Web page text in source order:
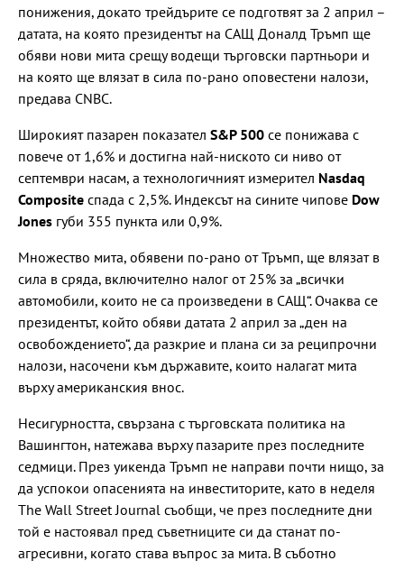
понижения, докато трейдърите се подготвят за 2 април –
датата, на която президентът на САЩ Доналд Тръмп ще
обяви нови мита срещу водещи търговски партньори и
на която ще влязат в сила по-рано оповестени налози,
предава CNBC.
Широкият пазарен показател S&P 500 се понижава с
повече от 1,6% и достигна най-ниското си ниво от
септември насам, а технологичният измерител Nasdaq
Composite спада с 2,5%. Индексът на сините чипове Dow
Jones губи 355 пункта или 0,9%.
Множество мита, обявени по-рано от Тръмп, ще влязат в
сила в сряда, включително налог от 25% за „всички
автомобили, които не са произведени в САЩ“. Очаква се
президентът, който обяви датата 2 април за „ден на
освобождението“, да разкрие и плана си за реципрочни
налози, насочени към държавите, които налагат мита
върху американския внос.
Несигурността, свързана с търговската политика на
Вашингтон, натежава върху пазарите през последните
седмици. През уикенда Тръмп не направи почти нищо, за
да успокои опасенията на инвеститорите, като в неделя
The Wall Street Journal съобщи, че през последните дни
той е настоявал пред съветниците си да станат по-
агресивни, когато става въпрос за мита. В съботно